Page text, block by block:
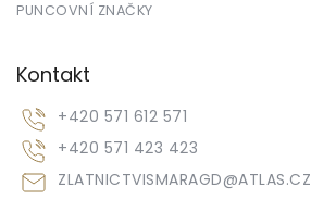
PUNCOVNÍ ZNAČKY
Kontakt
ZLATNICTVISMARAGD@ATLAS.CZ
+420 571 612 571
+420 571 423 423